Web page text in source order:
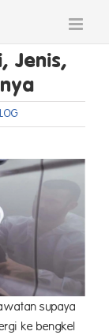
Jenis,
supaya
ke bengkel